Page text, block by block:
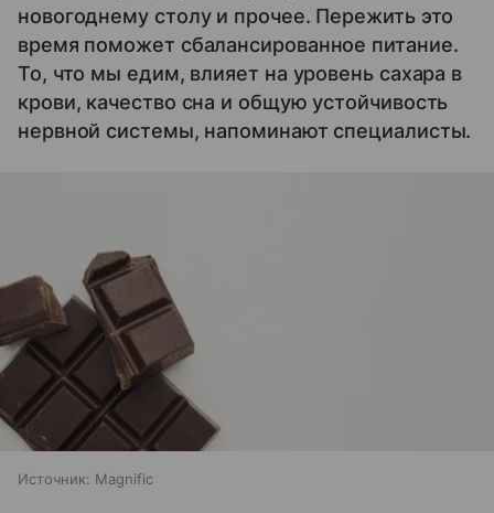
новогоднему столу и прочее. Пережить это
время поможет сбалансированное питание.
То, что мы едим, влияет на уровень сахара в
крови, качество сна и общую устойчивость
нервной системы, напоминают специалисты.
Источник: Magnific